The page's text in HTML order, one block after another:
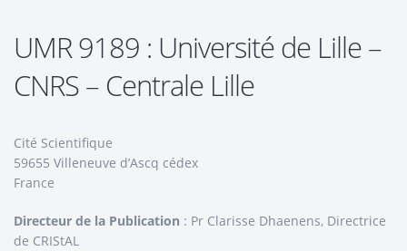
UMR 9189 : Université de Lille –
CNRS – Centrale Lille
Cité Scientifique
59655 Villeneuve d’Ascq cédex
France
Directeur de la Publication : Pr Clarisse Dhaenens, Directrice
de CRIStAL